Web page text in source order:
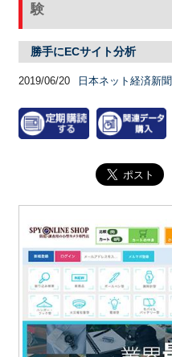
験
勝手にECサイト分析
2019/06/20 日本ネット経済新聞